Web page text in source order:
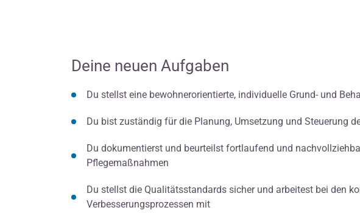
Deine neuen Aufgaben
Du stellst eine bewohnerorientierte, individuelle Grund- und
Du bist zuständig für die Planung, Umsetzung und Steuerung
Du dokumentierst und beurteilst fortlaufend und
Pflegemaßnahmen
Du stellst die Qualitätsstandards sicher und arbeitest bei den
Verbesserungsprozessen mit